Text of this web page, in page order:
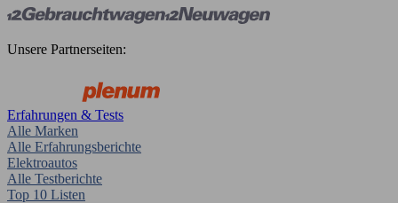
Unsere Partnerseiten:
Erfahrungen & Tests
Alle Marken
Alle Erfahrungsberichte
Elektroautos
Alle Testberichte
Top 10 Listen